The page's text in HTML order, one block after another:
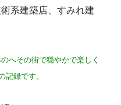
系建築店、すみれ建
へその街で穏やかで楽しく
録です。